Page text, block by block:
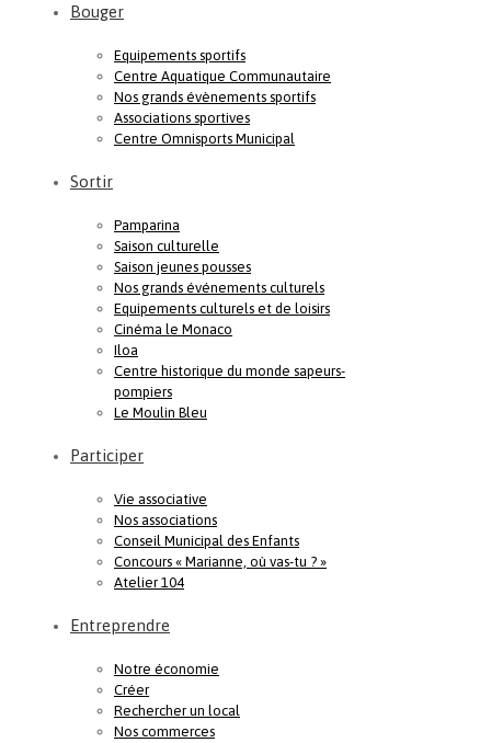
Bouger
Equipements sportifs
Centre Aquatique Communautaire
Nos grands évènements sportifs
Associations sportives
Centre Omnisports Municipal
Sortir
Pamparina
Saison culturelle
Saison jeunes pousses
Nos grands événements culturels
Equipements culturels et de loisirs
Cinéma le Monaco
Iloa
Centre historique du monde sapeurs-
pompiers
Le Moulin Bleu
Participer
Vie associative
Nos associations
Conseil Municipal des Enfants
Concours « Marianne, où vas-tu ? »
Atelier 104
Entreprendre
Notre économie
Créer
Rechercher un local
Nos commerces